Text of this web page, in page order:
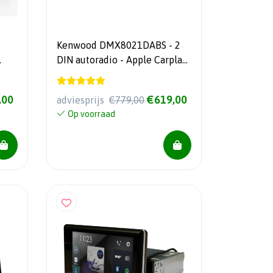
Kenwood DMX8021DABS - 2
DIN autoradio - Apple Carplay
& Android Auto - Usb -
adviesprijs €779,00 €619,00
Op voorraad